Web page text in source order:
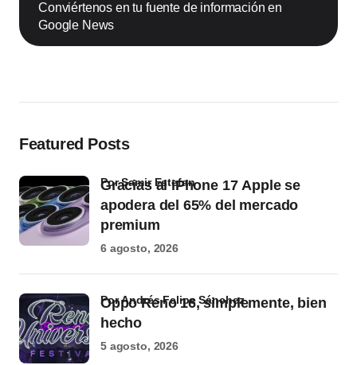
Conviértenos en tu fuente de información en
Google News
Featured Posts
Gracias al iPhone 17 Apple se
apodera del 65% del mercado
premium
por Samir Estefan
6 agosto, 2026
Oppo Reno 16, simplemente, bien
hecho
por Andrés Felipe Sánchez
5 agosto, 2026